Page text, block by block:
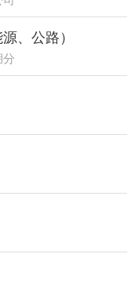
、公路）